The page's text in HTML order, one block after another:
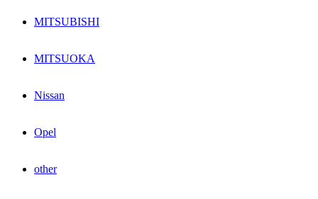
MITSUBISHI
MITSUOKA
Nissan
Opel
other